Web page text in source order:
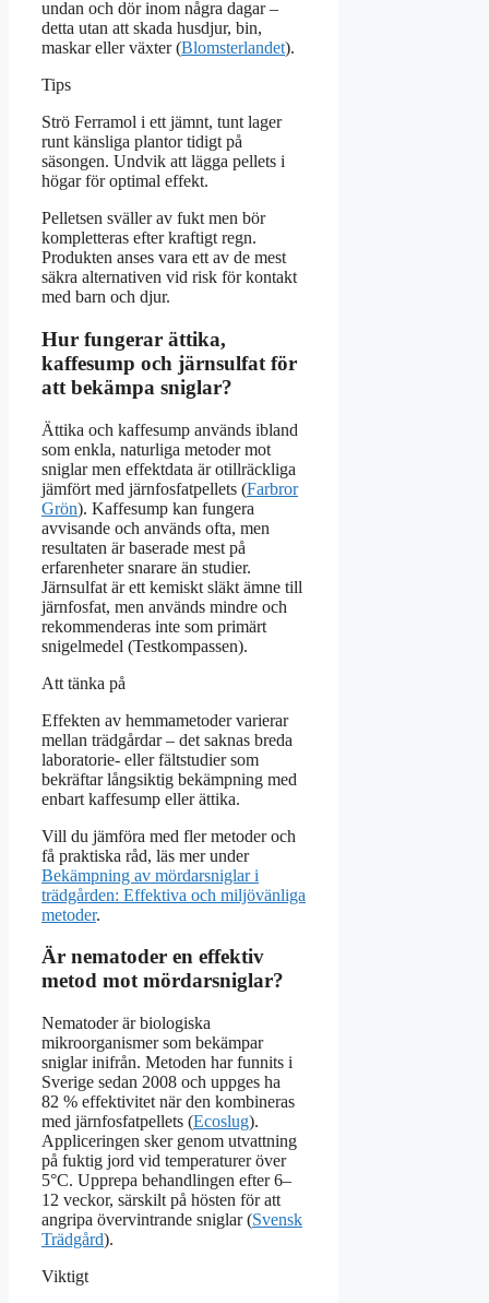
undan och dör inom några dagar –
detta utan att skada husdjur, bin,
maskar eller växter (Blomsterlandet).
Tips
Strö Ferramol i ett jämnt, tunt lager
runt känsliga plantor tidigt på
säsongen. Undvik att lägga pellets i
högar för optimal effekt.
Pelletsen sväller av fukt men bör
kompletteras efter kraftigt regn.
Produkten anses vara ett av de mest
säkra alternativen vid risk för kontakt
med barn och djur.
Hur fungerar ättika,
kaffesump och järnsulfat för
att bekämpa sniglar?
Ättika och kaffesump används ibland
som enkla, naturliga metoder mot
sniglar men effektdata är otillräckliga
jämfört med järnfosfatpellets (Farbror
Grön). Kaffesump kan fungera
avvisande och används ofta, men
resultaten är baserade mest på
erfarenheter snarare än studier.
Järnsulfat är ett kemiskt släkt ämne till
järnfosfat, men används mindre och
rekommenderas inte som primärt
snigelmedel (Testkompassen).
Att tänka på
Effekten av hemmametoder varierar
mellan trädgårdar – det saknas breda
laboratorie- eller fältstudier som
bekräftar långsiktig bekämpning med
enbart kaffesump eller ättika.
Vill du jämföra med fler metoder och
få praktiska råd, läs mer under
Bekämpning av mördarsniglar i
trädgården: Effektiva och miljövänliga
metoder.
Är nematoder en effektiv
metod mot mördarsniglar?
Nematoder är biologiska
mikroorganismer som bekämpar
sniglar inifrån. Metoden har funnits i
Sverige sedan 2008 och uppges ha
82 % effektivitet när den kombineras
med järnfosfatpellets (Ecoslug).
Appliceringen sker genom utvattning
på fuktig jord vid temperaturer över
5°C. Upprepa behandlingen efter 6–
12 veckor, särskilt på hösten för att
angripa övervintrande sniglar (Svensk
Trädgård).
Viktigt